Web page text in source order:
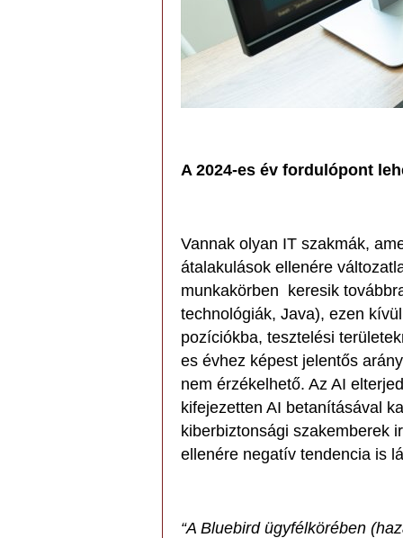
A 2024-es év fordulópont
Vannak olyan IT szakmák,
átalakulások ellenére
munkakörben keresik
technológiák, Java), ezen
pozíciókba, tesztelési
es évhez képest jelentős
nem érzékelhető. Az AI
kifejezetten AI betanításával
kiberbiztonsági szakemberek
ellenére negatív tendencia is
“A Bluebird ügyfélkörében